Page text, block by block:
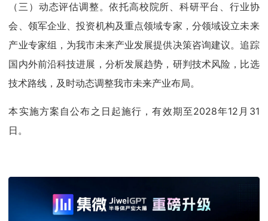
（三）动态评估调整。依托高校院所、科研平台、行业协
会、领军企业、投资机构及重点领域专家，分领域设立未来
产业专家组，为我市未来产业发展提供决策咨询建议。追踪
国内外前沿科技进展，分析发展趋势，研判技术风险，比选
技术路线，及时动态调整我市未来产业布局。
本实施方案自公布之日起施行，有效期至2028年12月31
日。